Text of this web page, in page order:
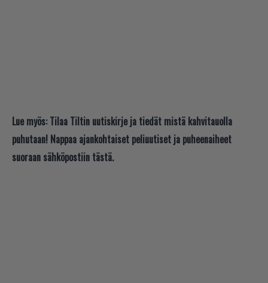
Lue myös: Tilaa Tiltin uutiskirje ja tiedät mistä kahvitauolla
puhutaan! Nappaa ajankohtaiset peliuutiset ja puheenaiheet
suoraan sähköpostiin tästä.